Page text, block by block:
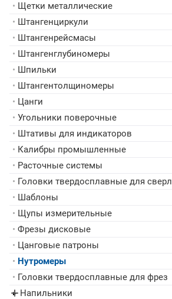
• Щетки металлические
• Штангенциркули
• Штангенрейсмасы
• Штангенглубиномеры
• Шпильки
• Штангентолщиномеры
• Цанги
• Угольники поверочные
• Штативы для индикаторов
• Калибры промышленные
• Расточные системы
• Головки твердосплавные для сверл
• Шаблоны
• Щупы измерительные
• Фрезы дисковые
• Цанговые патроны
• Нутромеры
• Головки твердосплавные для фрез
▸ Напильники